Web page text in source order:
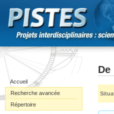
Accueil
Recherche avancée
Répertoire